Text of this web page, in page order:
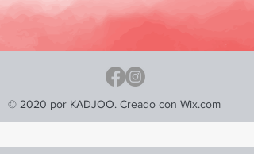
© 2020 por KADJOO. Creado con Wix.com